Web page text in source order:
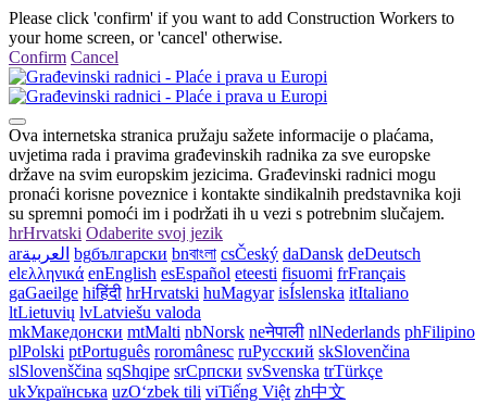
Please click 'confirm' if you want to add Construction Workers to
your home screen, or 'cancel' otherwise.
Confirm Cancel
Ova internetska stranica pružaju sažete informacije o plaćama,
uvjetima rada i pravima građevinskih radnika za sve europske
države na svim europskim jezicima. Građevinski radnici mogu
pronaći korisne poveznice i kontakte sindikalnih predstavnika koji
su spremni pomoći im i podržati ih u vezi s potrebnim slučajem.
hrHrvatski Odaberite svoj jezik
arالعربية bgбългарски bnবাংলা csČeský daDansk deDeutsch
elελληνικά enEnglish esEspañol eteesti fisuomi frFrançais
gaGaeilge hiहिंदी hrHrvatski huMagyar isÍslenska itItaliano
ltLietuvių lvLatviešu valoda
mkМакедонски mtMalti nbNorsk neनेपाली nlNederlands phFilipino
plPolski ptPortuguês roromânesc ruРусский skSlovenčina
slSlovenščina sqShqipe srСрпски svSvenska trTürkçe
ukУкраїнська uzOʻzbek tili viTiếng Việt zh中文